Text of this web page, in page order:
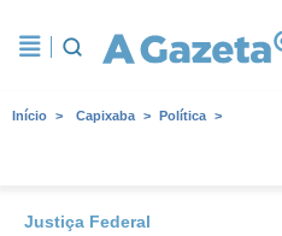
Início Capixaba Política
Justiça Federal